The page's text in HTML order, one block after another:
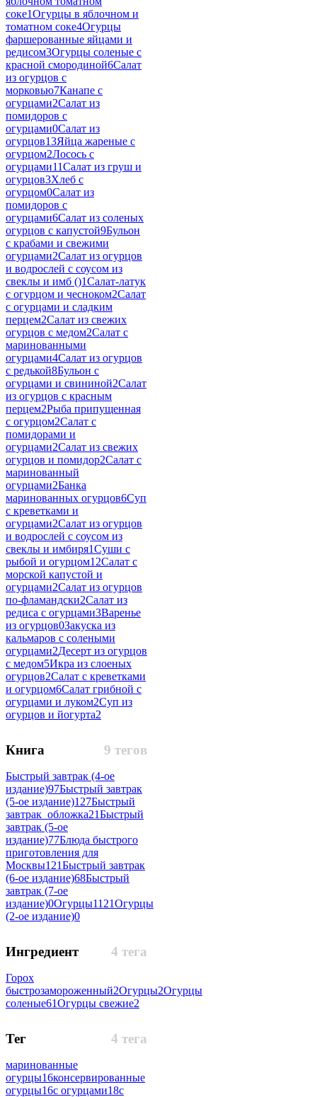
соке1Огурцы в яблочном и
томатном соке4Огурцы
фаршерованные яйцами и
редисом3Огурцы соленые с
красной смородиной6Салат
из огурцов с
морковью7Канапе с
огурцами2Салат из
помидоров с
огурцами0Салат из
огурцов13Яйца жареные с
огурцом2Лосось с
огурцами11Салат из груш и
огурцов3Хлеб с
огурцом0Салат из
помидоров с
огурцами6Салат из соленых
огурцов с капустой9Бульон
с крабами и свежими
огурцами2Салат из огурцов
и водрослей с соусом из
свеклы и имб ()1Салат-латук
с огурцом и чесноком2Салат
с огурцами и сладким
перцем2Салат из свежих
огурцов с медом2Салат с
маринованными
огурцами4Салат из огурцов
с редькой8Бульон с
огурцами и свининой2Салат
из огурцов с красным
перцем2Рыба припущенная
с огурцом2Салат с
помидорами и
огурцами2Салат из свежих
огурцов и помидор2Салат с
маринованный
огурцами2Банка
маринованных огурцов6Суп
с креветками и
огурцами2Салат из огурцов
и водрослей с соусом из
свеклы и имбиря1Суши с
рыбой и огурцом12Салат с
морской капустой и
огурцами2Салат из огурцов
по-фламандски2Салат из
редиса с огурцами3Варенье
из огурцов0Закуска из
кальмаров с солеными
огурцами2Десерт из огурцов
с медом5Икра из слоеных
огурцов2Салат с креветками
и огурцом6Салат грибной с
огурцами и луком2Суп из
огурцов и йогурта2
9 тегов
Книга
Быстрый завтрак (4-ое
издание)97Быстрый завтрак
(5-ое издание)127Быстрый
завтрак_обложка21Быстрый
завтрак (5-ое
издание)77Блюда быстрого
приготовления для
Москвы121Быстрый завтрак
(6-ое издание)68Быстрый
завтрак (7-ое
издание)0Огурцы1121Огурцы
(2-ое издание)0
4 тега
Ингредиент
Горох
быстрозамороженный2Огурцы2Огурцы
соленые61Огурцы свежие2
4 тега
Тег
маринованные
огурцы16консервированные
огурцы16с огурцами18с